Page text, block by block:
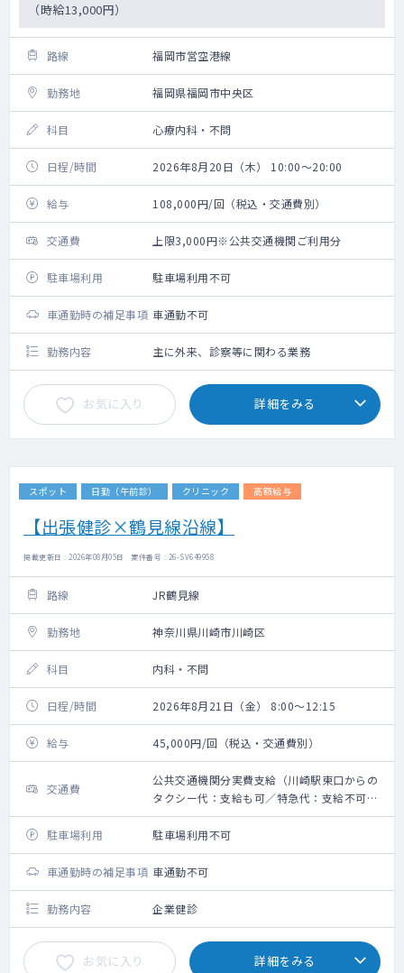
（時給13,000円）
路線 福岡市営空港線
勤務地 福岡県福岡市中央区
科目 心療内科・不問
日程/時間 2026年8月20日（木） 10:00～20:00
給与 108,000円/回（税込・交通費別）
交通費 上限3,000円※公共交通機関ご利用分
駐車場利用 駐車場利用不可
車通勤時の補足事項 車通勤不可
勤務内容 主に外来、診察等に関わる業務
お気に入り 詳細をみる
スポット 日勤（午前診） クリニック 高額給与
【出張健診×鶴見線沿線】
掲載更新日 : 2026年08月05日 案件番号 : 26-SV649958
路線 JR鶴見線
勤務地 神奈川県川崎市川崎区
科目 内科・不問
日程/時間 2026年8月21日（金） 8:00～12:15
給与 45,000円/回（税込・交通費別）
交通費
公共交通機関分実費支給（川崎駅東口からの
タクシー代：支給も可／特急代：支給不可）
※上限10,000円
駐車場利用
駐車場利用不可
車通勤時の補足事項 車通勤不可
勤務内容 企業健診
お気に入り 詳細をみる